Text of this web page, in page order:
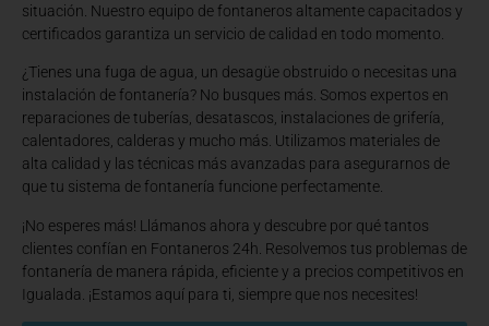
situación. Nuestro equipo de fontaneros altamente capacitados y
certificados garantiza un servicio de calidad en todo momento.
¿Tienes una fuga de agua, un desagüe obstruido o necesitas una
instalación de fontanería? No busques más. Somos expertos en
reparaciones de tuberías, desatascos, instalaciones de grifería,
calentadores, calderas y mucho más. Utilizamos materiales de
alta calidad y las técnicas más avanzadas para asegurarnos de
que tu sistema de fontanería funcione perfectamente.
¡No esperes más! Llámanos ahora y descubre por qué tantos
clientes confían en Fontaneros 24h. Resolvemos tus problemas de
fontanería de manera rápida, eficiente y a precios competitivos en
Igualada. ¡Estamos aquí para ti, siempre que nos necesites!